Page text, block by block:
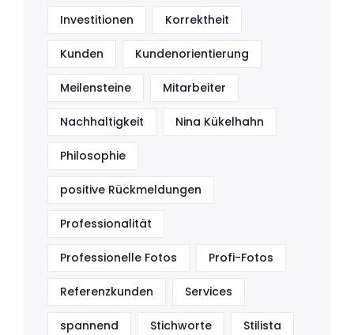
Investitionen Korrektheit
Kunden Kundenorientierung
Meilensteine Mitarbeiter
Nachhaltigkeit Nina Kükelhahn
Philosophie
positive Rückmeldungen
Professionalität
Professionelle Fotos Profi-Fotos
Referenzkunden Services
spannend Stichworte Stilista